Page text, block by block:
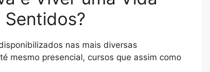
nas mais diversas
mesmo presencial, cursos que assim como